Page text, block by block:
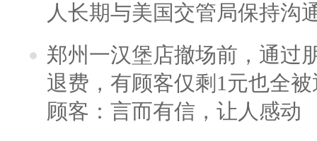
人长期与美国交管局保持沟
郑州一汉堡店撤场前，通过
退费，有顾客仅剩1元也全
顾客：言而有信，让人感动